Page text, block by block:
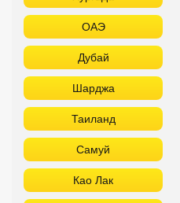
ОАЭ
Дубай
Шарджа
Таиланд
Самуй
Као Лак